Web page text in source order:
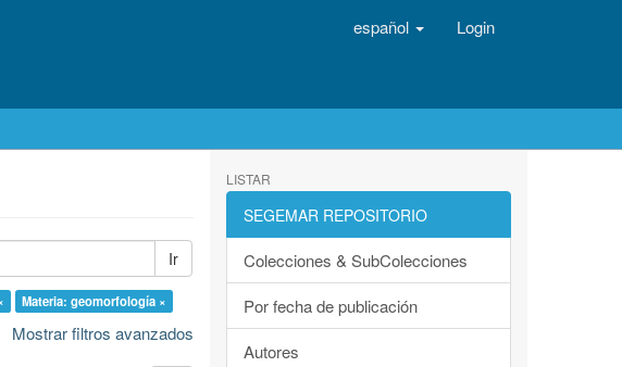
español Login
Ir
Materia: geomorfología ×
Mostrar filtros avanzados
LISTAR
SEGEMAR REPOSITORIO
Colecciones & SubColecciones
Por fecha de publicación
Autores